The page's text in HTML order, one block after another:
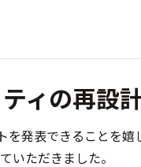
ィの再設
発表できることを嬉
いただきました。